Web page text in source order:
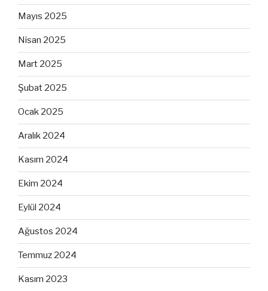
Mayıs 2025
Nisan 2025
Mart 2025
Şubat 2025
Ocak 2025
Aralık 2024
Kasım 2024
Ekim 2024
Eylül 2024
Ağustos 2024
Temmuz 2024
Kasım 2023